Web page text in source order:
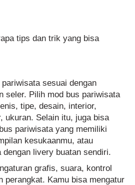
tips dan trik yang bisa
pariwisata sesuai dengan
seler. Pilih mod bus pariwisata
tipe, desain, interior,
ukuran. Selain itu, juga bisa
pariwisata yang memiliki
kesukaanmu, atau
dengan livery buatan sendiri.
grafis, suara, kontrol
perangkat. Kamu bisa mengatur